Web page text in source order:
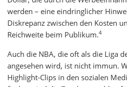
werden – eine eindringlicher
Diskrepanz zwischen den Kosten
Reichweite beim Publikum.4
Auch die NBA, die oft als die Liga
angesehen wird, ist nicht immun.
Highlight-Clips in den sozialen